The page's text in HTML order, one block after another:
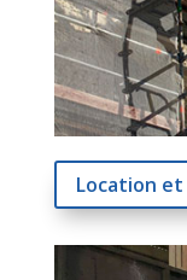
Location et